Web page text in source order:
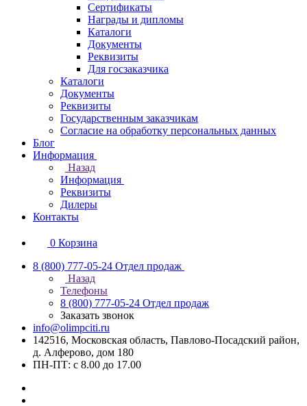
Сертификаты
Награды и дипломы
Каталоги
Документы
Реквизиты
Для госзаказчика
Каталоги
Документы
Реквизиты
Государственным заказчикам
Согласие на обработку персональных данных
Блог
Информация
Назад
Информация
Реквизиты
Дилеры
Контакты
0 Корзина
8 (800) 777-05-24 Отдел продаж
Назад
Телефоны
8 (800) 777-05-24 Отдел продаж
Заказать звонок
info@olimpciti.ru
142516, Московская область, Павлово-Посадский район,
д. Алферово, дом 180
ПН-ПТ: с 8.00 до 17.00